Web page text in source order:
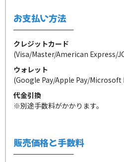
お支払い方法
クレジットカード
(Visa/Master/American Express/
ウォレット
(Google Pay/Apple Pay/Microsoft
代金引換
※別途手数料がかかります。
販売価格と手数料